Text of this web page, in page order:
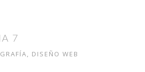
7
DISEÑO WEB